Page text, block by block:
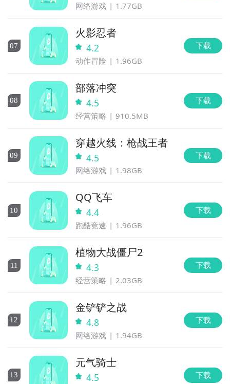
网络游戏 1.77GB
07
火影忍者
4.2
动作冒险 1.96GB
下载
08
部落冲突
4.5
经营策略 910.5MB
下载
09
穿越火线：枪战王者
4.5
网络游戏 1.98GB
下载
10
QQ飞车
4.4
跑酷竞速 1.96GB
下载
11
植物大战僵尸2
4.3
经营策略 2.03GB
下载
12
金铲铲之战
4.8
网络游戏 1.94GB
下载
13
元气骑士
4.5 下载